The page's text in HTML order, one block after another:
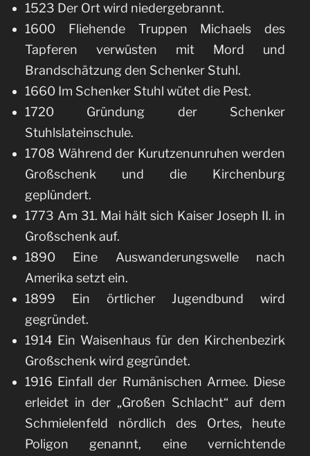
1523 Der Ort wird niedergebrannt.
1600 Fliehende Truppen Michaels des
Tapferen verwüsten mit Mord und
Brandschätzung den Schenker Stuhl.
1660 Im Schenker Stuhl wütet die Pest.
1720 Gründung der Schenker
Stuhlslateinschule.
1708 Während der Kurutzenunruhen werden
Großschenk und die Kirchenburg
geplündert.
1773 Am 31. Mai hält sich Kaiser Joseph II. in
Großschenk auf.
1890 Eine Auswanderungswelle nach
Amerika setzt ein.
1899 Ein örtlicher Jugendbund wird
gegründet.
1914 Ein Waisenhaus für den Kirchenbezirk
Großschenk wird gegründet.
1916 Einfall der Rumänischen Armee. Diese
erleidet in der „Großen Schlacht“ auf dem
Schmielenfeld nördlich des Ortes, heute
Poligon genannt, eine vernichtende